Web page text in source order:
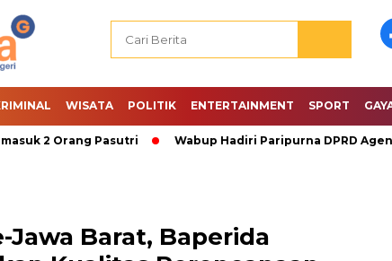
WISATA POLITIK ENTERTAINMENT SPORT
2 Orang Pasutri Wabup Hadiri Paripurna DPRD Agenda
Jawa Barat, Baperida